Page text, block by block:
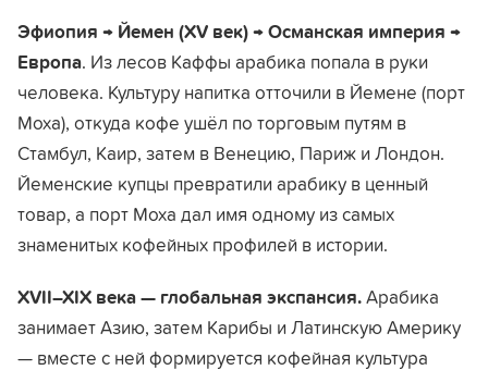
Эфиопия → Йемен (XV век) → Османская империя →
Европа. Из лесов Каффы арабика попала в руки
человека. Культуру напитка отточили в Йемене (порт
Моха), откуда кофе ушёл по торговым путям в
Стамбул, Каир, затем в Венецию, Париж и Лондон.
Йеменские купцы превратили арабику в ценный
товар, а порт Моха дал имя одному из самых
знаменитых кофейных профилей в истории.
XVII–XIX века — глобальная экспансия. Арабика
занимает Азию, затем Карибы и Латинскую Америку
— вместе с ней формируется кофейная культура